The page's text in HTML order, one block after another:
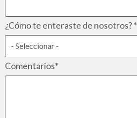
¿Cómo te enteraste de nosotros? *
Comentarios*